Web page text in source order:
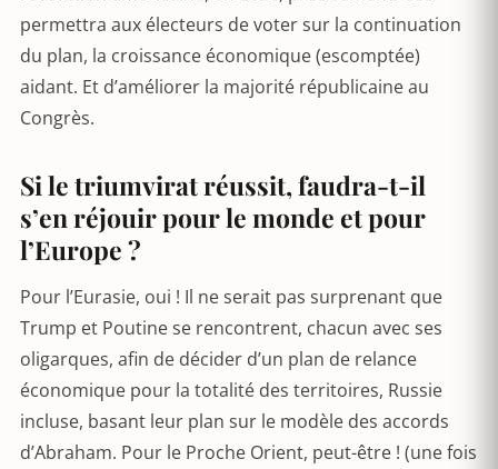
permettra aux électeurs de voter sur la continuation
du plan, la croissance économique (escomptée)
aidant. Et d’améliorer la majorité républicaine au
Congrès.
Si le triumvirat réussit, faudra-t-il
s’en réjouir pour le monde et pour
l’Europe ?
Pour l’Eurasie, oui ! Il ne serait pas surprenant que
Trump et Poutine se rencontrent, chacun avec ses
oligarques, afin de décider d’un plan de relance
économique pour la totalité des territoires, Russie
incluse, basant leur plan sur le modèle des accords
d’Abraham. Pour le Proche Orient, peut-être ! (une fois